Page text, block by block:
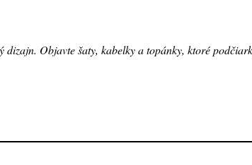
Objavte šaty, kabelky a topánky, ktoré